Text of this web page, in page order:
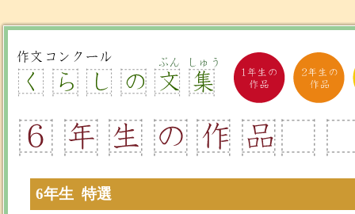
6年生 特選